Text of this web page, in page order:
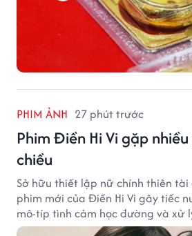
PHIM ẢNH 27 phút trước
Phim Điền Hi Vi gặp
chiều
Sở hữu thiết lập nữ chính thiên
phim mới của Điền Hi Vi gây tiếc
mô-típ tình cảm học đường và xử